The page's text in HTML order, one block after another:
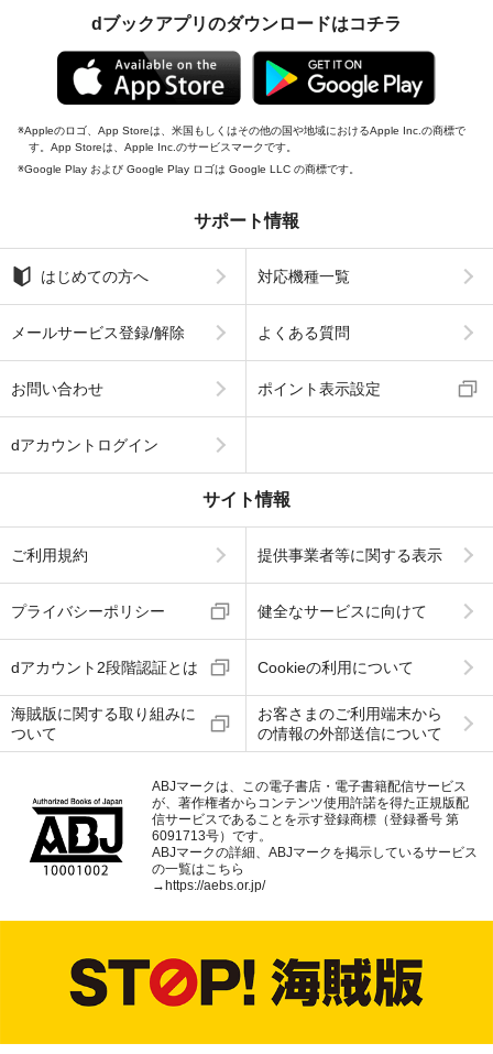
dブックアプリのダウンロードはコチラ
Appleのロゴ、App Storeは、米国もしくはその他の国や地域におけるApple Inc.の商標で
す。App Storeは、Apple Inc.のサービスマークです。
Google Play および Google Play ロゴは Google LLC の商標です。
サポート情報
はじめての方へ 対応機種一覧
メールサービス登録/解除 よくある質問
お問い合わせ ポイント表示設定
dアカウントログイン
サイト情報
ご利用規約 提供事業者等に関する表示
プライバシーポリシー 健全なサービスに向けて
dアカウント2段階認証とは Cookieの利用について
海賊版に関する取り組みに
ついて
お客さまのご利用端末から
の情報の外部送信について
ABJマークは、この電子書店・電子書籍配信サービス
が、著作権者からコンテンツ使用許諾を得た正規版配
信サービスであることを示す登録商標（登録番号 第
6091713号）です。
ABJマークの詳細、ABJマークを掲示しているサービス
の一覧はこちら
→ https://aebs.or.jp/